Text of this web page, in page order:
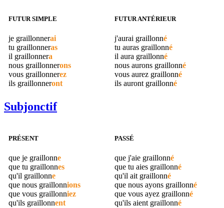
FUTUR SIMPLE
je graillonnerai
tu graillonneras
il graillonnera
nous graillonnerons
vous graillonnerez
ils graillonneront
FUTUR ANTÉRIEUR
j'aurai graillonné
tu auras graillonné
il aura graillonné
nous aurons graillonné
vous aurez graillonné
ils auront graillonné
Subjonctif
PRÉSENT
que je graillonne
que tu graillonnes
qu'il graillonne
que nous graillonnions
que vous graillonniez
qu'ils graillonnent
PASSÉ
que j'aie graillonné
que tu aies graillonné
qu'il ait graillonné
que nous ayons graillonné
que vous ayez graillonné
qu'ils aient graillonné